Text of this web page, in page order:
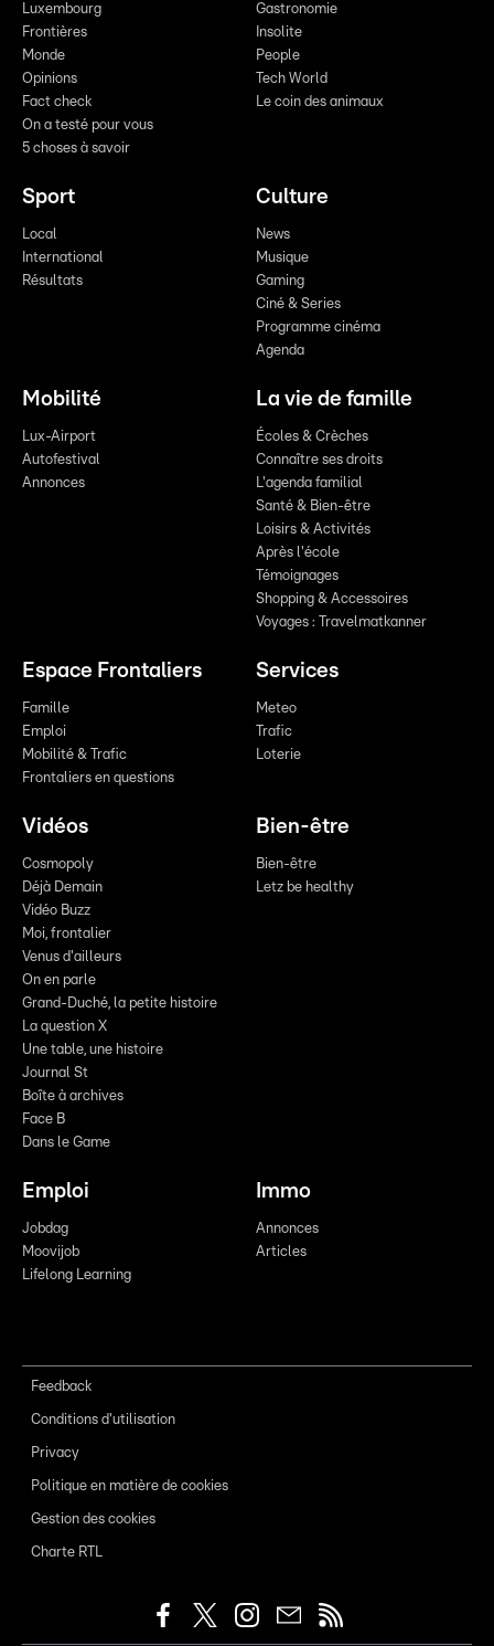
Luxembourg
Frontières
Monde
Opinions
Fact check
On a testé pour vous
5 choses à savoir
Gastronomie
Insolite
People
Tech World
Le coin des animaux
Sport
Local
International
Résultats
Culture
News
Musique
Gaming
Ciné & Series
Programme cinéma
Agenda
Mobilité
Lux-Airport
Autofestival
Annonces
La vie de famille
Écoles & Crèches
Connaître ses droits
L'agenda familial
Santé & Bien-être
Loisirs & Activités
Après l'école
Témoignages
Shopping & Accessoires
Voyages : Travelmatkanner
Espace Frontaliers
Famille
Emploi
Mobilité & Trafic
Frontaliers en questions
Services
Meteo
Trafic
Loterie
Vidéos
Cosmopoly
Déjà Demain
Vidéo Buzz
Moi, frontalier
Venus d'ailleurs
On en parle
Grand-Duché, la petite histoire
La question X
Une table, une histoire
Journal St
Boîte à archives
Face B
Dans le Game
Bien-être
Bien-être
Letz be healthy
Emploi
Jobdag
Moovijob
Lifelong Learning
Immo
Annonces
Articles
Feedback
Conditions d'utilisation
Privacy
Politique en matière de cookies
Gestion des cookies
Charte RTL